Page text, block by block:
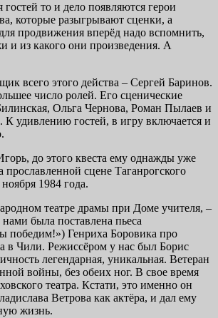
то и дело появляются герои
которые разыгрывают сценки, а
продвижения вперёд надо вспомнить,
и из какого они произведения. А
всего этого действа – Сергей Баринов.
число ролей. Его сценические
Ольга Чернова, Роман Пылаев и
удивлению гостей, в игру включается и
до этого квеста ему однажды уже
прославленной сцене Таганрогского
1984 года.
театре драмы при Доме учителя, –
была поставлена пьеса
победим!») Генриха Боровика про
в Чили. Режиссёром у нас был Борис
легендарная, уникальная. Ветеран
войны, без обеих ног. В свое время
театра. Кстати, это именно он
Ветрова как актёра, и дал ему
жизнь.